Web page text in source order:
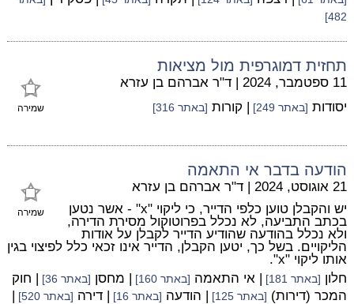
482]
תחזית דמוגרפית מול מציאות
שמירה
11 ספטמבר, 2024 | ד"ר אברהם בן עזרא
יסודות [באתר 249] | קורות [באתר 316]
הודעה בדבר אי התאמה
שמירה
21 אוגוסט, 2024 | ד"ר אברהם בן עזרא
יש והקבלן טוען כלפי הדייר, כי ליקוי "x" - אשר נטען
בכתב התביעה, לא נכלל בפרוטוקול מסירת הדירה,
ולא נכלל בהודעה שהודיע הדייר לקבלן על אודות
הליקויים. בשל כך, יטען הקבלן, הדייר אינו זכאי כלל לפיצוי בגין
אותו ליקוי "x".
חלון [באתר 181] | אי התאמה [באתר 160] | מחסן [באתר 36]
| חוק
המכר (דירות) [באתר 125] | הודעה [באתר 16] | דירה [באתר 520]
|